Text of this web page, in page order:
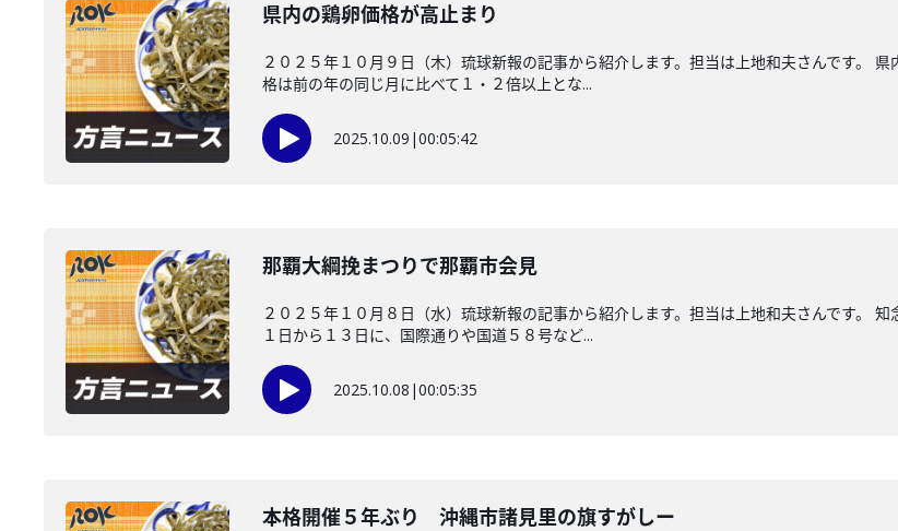
県内の鶏卵価格が高止まり
２０２５年１０月９日（木）琉球新報の記事から紹介します。担当は上地和夫さんです。
格は前の年の同じ月に比べて１・２倍以上とな...
2025.10.09 |00:05:42
那覇大綱挽まつりで那覇市会見
２０２５年１０月８日（水）琉球新報の記事から紹介します。担当は上地和夫さんです。
１日から１３日に、国際通りや国道５８号など...
2025.10.08 |00:05:35
本格開催５年ぶり 沖縄市諸見里の旗すがしー